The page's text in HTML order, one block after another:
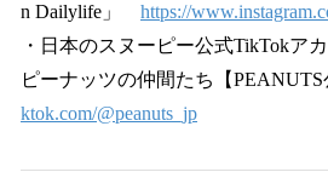
n Dailylife」 https://
・日本のスヌーピー公式TikTokア
ピーナッツの仲間たち【PEANUTS
ktok.com/@peanuts_jp